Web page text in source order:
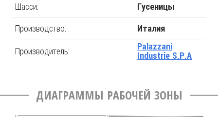
Шасси: Гусеницы
Производство: Италия
Производитель:
Palazzani
Industrie S.P.A
ДИАГРАММЫ РАБОЧЕЙ ЗОНЫ